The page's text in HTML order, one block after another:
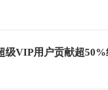
级VIP用户贡献超